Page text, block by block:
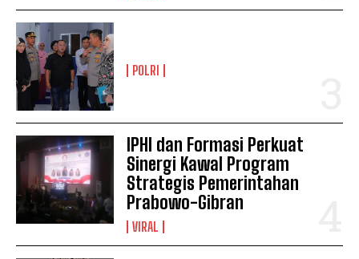
POLRI
IPHI dan Formasi Perkuat
Sinergi Kawal Program
Strategis Pemerintahan
Prabowo-Gibran
VIRAL